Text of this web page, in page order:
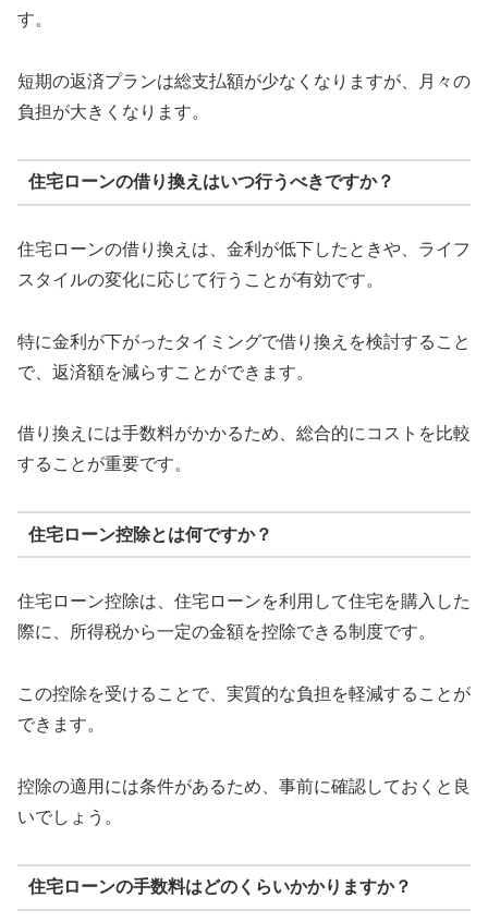
す。
短期の返済プランは総支払額が少なくなりますが、月々の
負担が大きくなります。
住宅ローンの借り換えはいつ行うべきですか？
住宅ローンの借り換えは、金利が低下したときや、ライフ
スタイルの変化に応じて行うことが有効です。
特に金利が下がったタイミングで借り換えを検討すること
で、返済額を減らすことができます。
借り換えには手数料がかかるため、総合的にコストを比較
することが重要です。
住宅ローン控除とは何ですか？
住宅ローン控除は、住宅ローンを利用して住宅を購入した
際に、所得税から一定の金額を控除できる制度です。
この控除を受けることで、実質的な負担を軽減することが
できます。
控除の適用には条件があるため、事前に確認しておくと良
いでしょう。
住宅ローンの手数料はどのくらいかかりますか？